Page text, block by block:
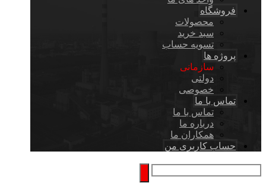
فروشگاه
محصولات
سبد خرید
تسویه حساب
پروژه ها
سازمانی
دولتی
خصوصی
تماس با ما
تماس با ما
درباره ما
همکاران ما
حساب کاربری من